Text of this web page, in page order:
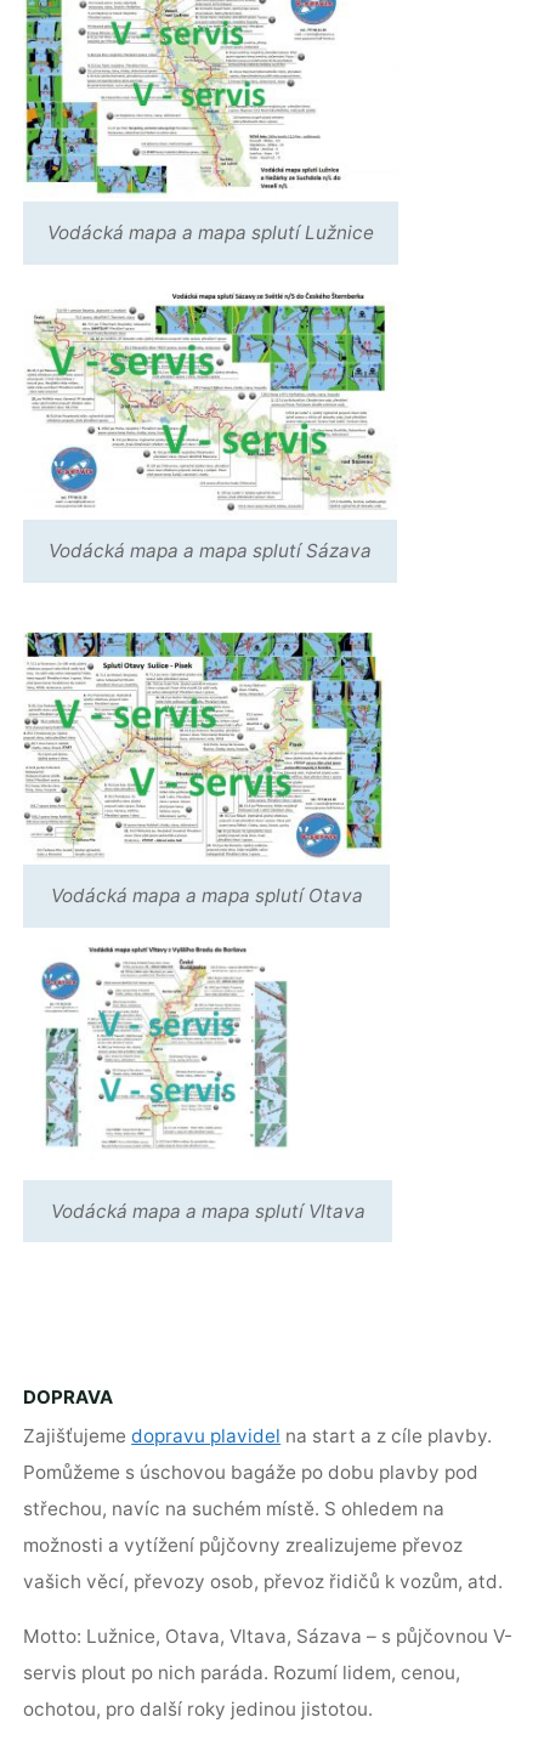
Vodácká mapa a mapa splutí Lužnice
Vodácká mapa a mapa splutí Sázava
Vodácká mapa a mapa splutí Otava
Vodácká mapa a mapa splutí Vltava
DOPRAVA
Zajišťujemedopravu plavidel na start a z cíle plavby.
Pomůžeme s úschovou bagáže po dobu plavby pod
střechou, navíc na suchém místě. S ohledem na
možnosti a vytížení půjčovny zrealizujeme převoz
vašich věcí, převozy osob, převoz řidičů k vozům, atd.
Motto: Lužnice, Otava, Vltava, Sázava – s půjčovnou V-
servis plout po nich paráda. Rozumí lidem, cenou,
ochotou, pro další roky jedinou jistotou.